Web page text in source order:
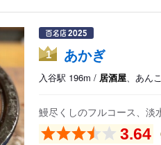
1 あかぎ
入谷駅 196m / 居酒屋 、あん
鰻尽くしのフルコース、淡
3.64